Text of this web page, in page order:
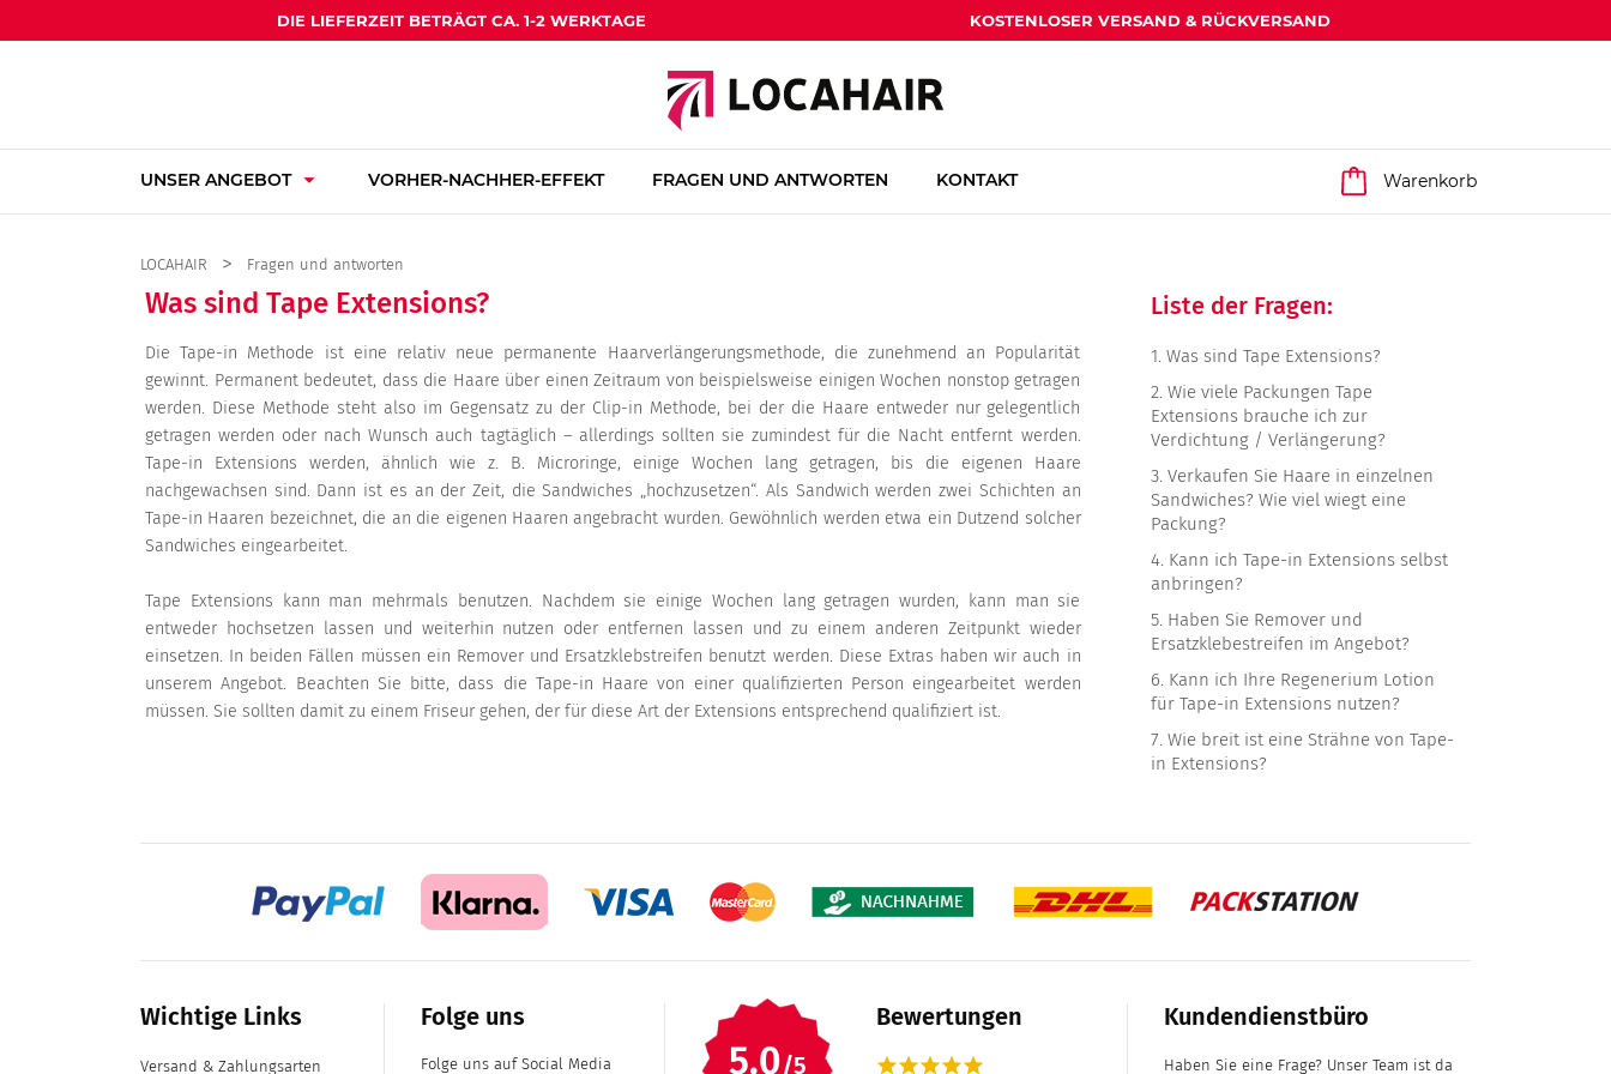
DIE LIEFERZEIT BETRÄGT CA. 1-2 WERKTAGE KOSTENLOSER VERSAND & RÜCKVERSAND
UNSER ANGEBOT arrow_drop_down VORHER-NACHHER-EFFEKT FRAGEN UND ANTWORTEN KONTAKT Warenkorb
LOCAHAIR Fragen und antworten
Was sind Tape Extensions?
Die Tape-in Methode ist eine relativ neue permanente Haarverlängerungsmethode, die zunehmend an Popularität
gewinnt. Permanent bedeutet, dass die Haare über einen Zeitraum von beispielsweise einigen Wochen nonstop getragen
werden. Diese Methode steht also im Gegensatz zu der Clip-in Methode, bei der die Haare entweder nur gelegentlich
getragen werden oder nach Wunsch auch tagtäglich – allerdings sollten sie zumindest für die Nacht entfernt werden.
Tape-in Extensions werden, ähnlich wie z. B. Microringe, einige Wochen lang getragen, bis die eigenen Haare
nachgewachsen sind. Dann ist es an der Zeit, die Sandwiches „hochzusetzen“. Als Sandwich werden zwei Schichten an
Tape-in Haaren bezeichnet, die an die eigenen Haaren angebracht wurden. Gewöhnlich werden etwa ein Dutzend solcher
Sandwiches eingearbeitet.
Tape Extensions kann man mehrmals benutzen. Nachdem sie einige Wochen lang getragen wurden, kann man sie
entweder hochsetzen lassen und weiterhin nutzen oder entfernen lassen und zu einem anderen Zeitpunkt wieder
einsetzen. In beiden Fällen müssen ein Remover und Ersatzklebstreifen benutzt werden. Diese Extras haben wir auch in
unserem Angebot. Beachten Sie bitte, dass die Tape-in Haare von einer qualifizierten Person eingearbeitet werden
müssen. Sie sollten damit zu einem Friseur gehen, der für diese Art der Extensions entsprechend qualifiziert ist.
Liste der Fragen:
1. Was sind Tape Extensions?
2. Wie viele Packungen Tape
Extensions brauche ich zur
Verdichtung / Verlängerung?
3. Verkaufen Sie Haare in einzelnen
Sandwiches? Wie viel wiegt eine
Packung?
4. Kann ich Tape-in Extensions selbst
anbringen?
5. Haben Sie Remover und
Ersatzklebestreifen im Angebot?
6. Kann ich Ihre Regenerium Lotion
für Tape-in Extensions nutzen?
7. Wie breit ist eine Strähne von Tape-
in Extensions?
Wichtige Links
Versand & Zahlungsarten
Folge uns
Folge uns auf Social Media 5.0/5
Bewertungen
starstarstarstarstar
Kundendienstbüro
Haben Sie eine Frage? Unser Team ist da